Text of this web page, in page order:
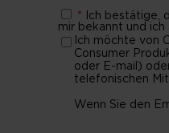
* Ich bestätige,
mir bekannt und ich
Ich möchte von
Consumer
oder E-mail)
telefonischen
Wenn Sie den